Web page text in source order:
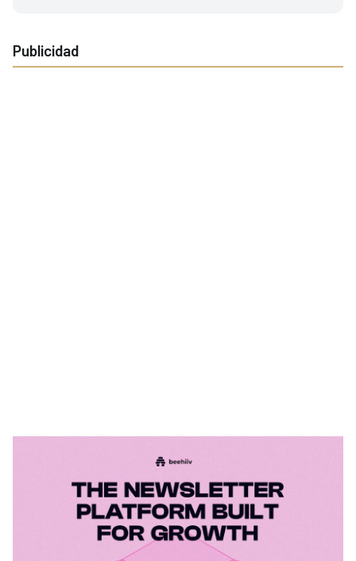
Publicidad